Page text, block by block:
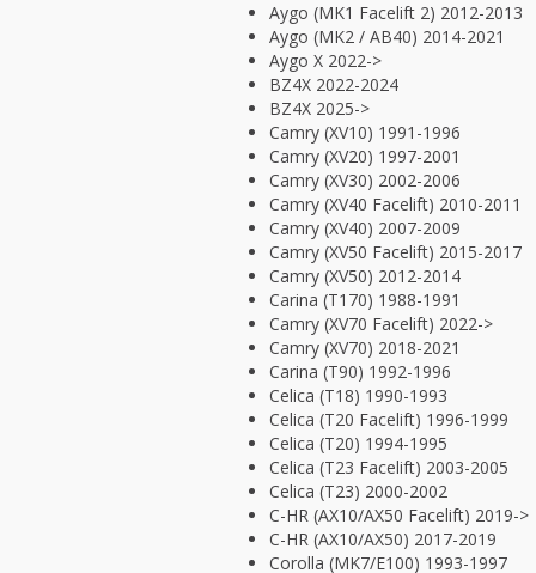
Aygo (MK1 Facelift 2) 2012-2013
Aygo (MK2 / AB40) 2014-2021
Aygo X 2022->
BZ4X 2022-2024
BZ4X 2025->
Camry (XV10) 1991-1996
Camry (XV20) 1997-2001
Camry (XV30) 2002-2006
Camry (XV40 Facelift) 2010-2011
Camry (XV40) 2007-2009
Camry (XV50 Facelift) 2015-2017
Camry (XV50) 2012-2014
Carina (T170) 1988-1991
Camry (XV70 Facelift) 2022->
Camry (XV70) 2018-2021
Carina (T90) 1992-1996
Celica (T18) 1990-1993
Celica (T20 Facelift) 1996-1999
Celica (T20) 1994-1995
Celica (T23 Facelift) 2003-2005
Celica (T23) 2000-2002
C-HR (AX10/AX50 Facelift) 2019->
C-HR (AX10/AX50) 2017-2019
Corolla (MK7/E100) 1993-1997